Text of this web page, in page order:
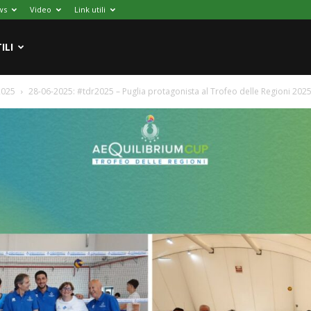
Video Link utili
28-06-2025: #tdr2025 – Puglia protagonista al Trofeo delle Regioni